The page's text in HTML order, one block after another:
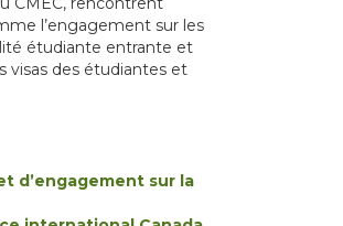
l’engagement sur les
étudiante entrante et
visas des étudiantes et
d’engagement sur la